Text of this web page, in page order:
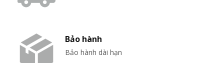
Bảo hành
Bảo hành dài hạn